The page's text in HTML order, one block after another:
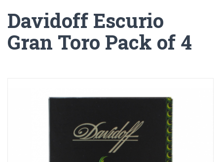
Davidoff Escurio
Gran Toro Pack of 4